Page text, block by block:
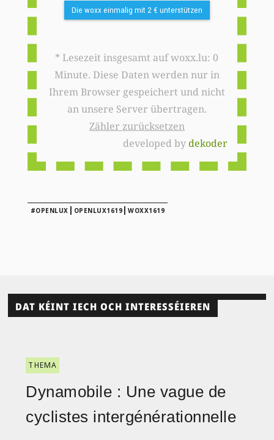
Die woxx einmalig mit 2 € unterstützen
* Lesezeit insgesamt auf woxx.lu: 0
Minute. Diese Daten werden nur in
Ihrem Browser gespeichert und nicht
an unsere Server übertragen.
Zähler zurücksetzen
developed bydekoder
#OPENLUX | OPENLUX1619 |WOXX1619
DAT KÉINT IECH OCH INTERESSÉIEREN
THEMA
Dynamobile : Une vague de
cyclistes intergénérationnelle